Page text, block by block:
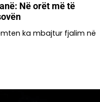
Në orët më të
ka mbajtur fjalim në